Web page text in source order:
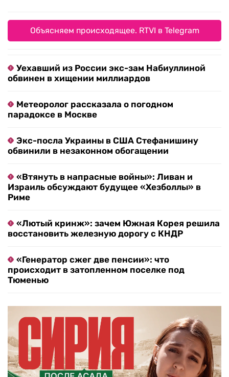
Объясняем происходящее. RTVI в Telegram
Уехавший из России экс-зам Набиуллиной
обвинен в хищении миллиардов
Метеоролог рассказала о погодном
парадоксе в Москве
Экс-посла Украины в США Стефанишину
обвинили в незаконном обогащении
«Втянуть в напрасные войны»: Ливан и
Израиль обсуждают будущее «Хезболлы» в
Риме
«Лютый кринж»: зачем Южная Корея решила
восстановить железную дорогу с КНДР
«Генератор сжег две пенсии»: что
происходит в затопленном поселке под
Тюменью